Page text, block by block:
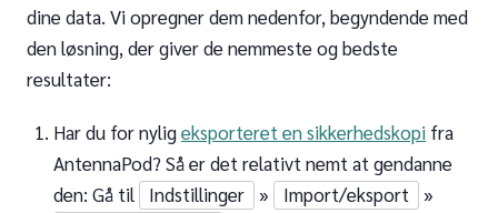
dine data. Vi opregner dem nedenfor, begyndende med
den løsning, der giver de nemmeste og bedste
resultater:
Har du for nyligeksporteret en sikkerhedskopi fra
AntennaPod? Så er det relativt nemt at gendanne
den: Gå til
Indstillinger » Import/eksport
»